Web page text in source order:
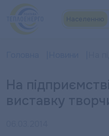
На
виставку